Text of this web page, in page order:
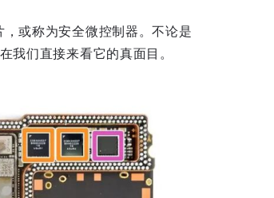
或称为安全微控制器。不论是
我们直接来看它的真面目。